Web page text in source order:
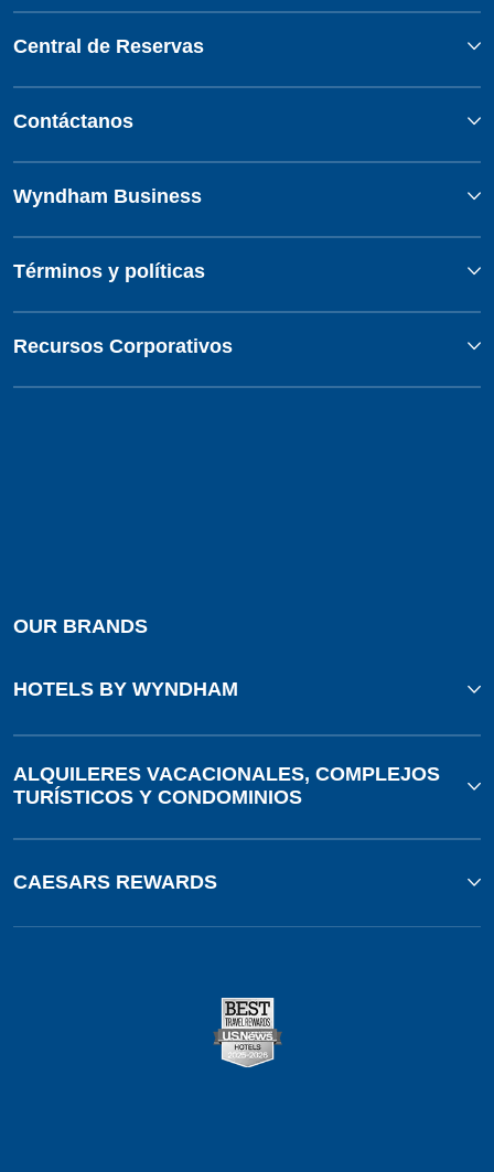
Central de Reservas
Contáctanos
Wyndham Business
Términos y políticas
Recursos Corporativos
OUR BRANDS
HOTELS BY WYNDHAM
ALQUILERES VACACIONALES, COMPLEJOS
TURÍSTICOS Y CONDOMINIOS
CAESARS REWARDS